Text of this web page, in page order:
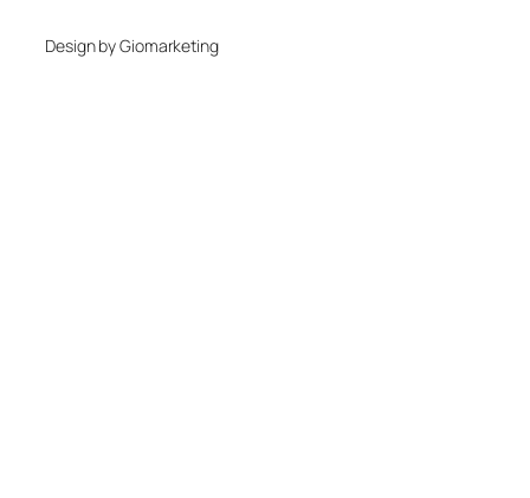
Design by Giomarketing